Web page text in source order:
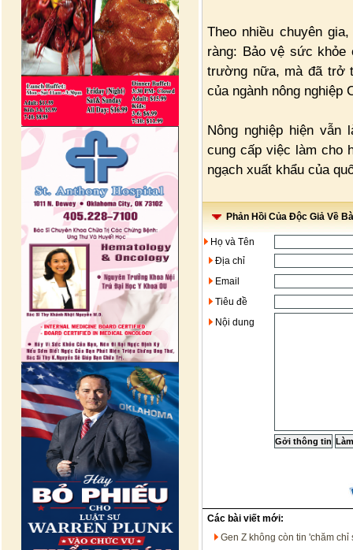
Theo nhiều chuyên
ràng: Bảo vệ sức khỏe
trường nữa, mà đã trở
của ngành nông nghiệp
Nông nghiệp hiện vẫn
cung cấp việc làm cho
ngạch xuất khẩu của
Phản Hồi Của Độc Giả Về
Họ và Tên
Địa chỉ
Email
Tiêu đề
Nội dung
Các bài viết mới:
Gen Z không còn tin 'chăm chỉ